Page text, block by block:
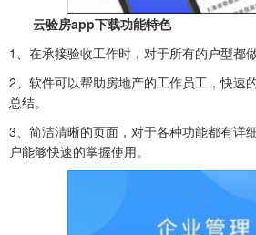
云验房app下载功能特色
1、 在承接验收工作时，对于所有的户型都
2、软件可以帮助房地产的工作员工，快速
总结。
3、简洁清晰的页面，对于各种功能都有详
户能够快速的掌握使用。